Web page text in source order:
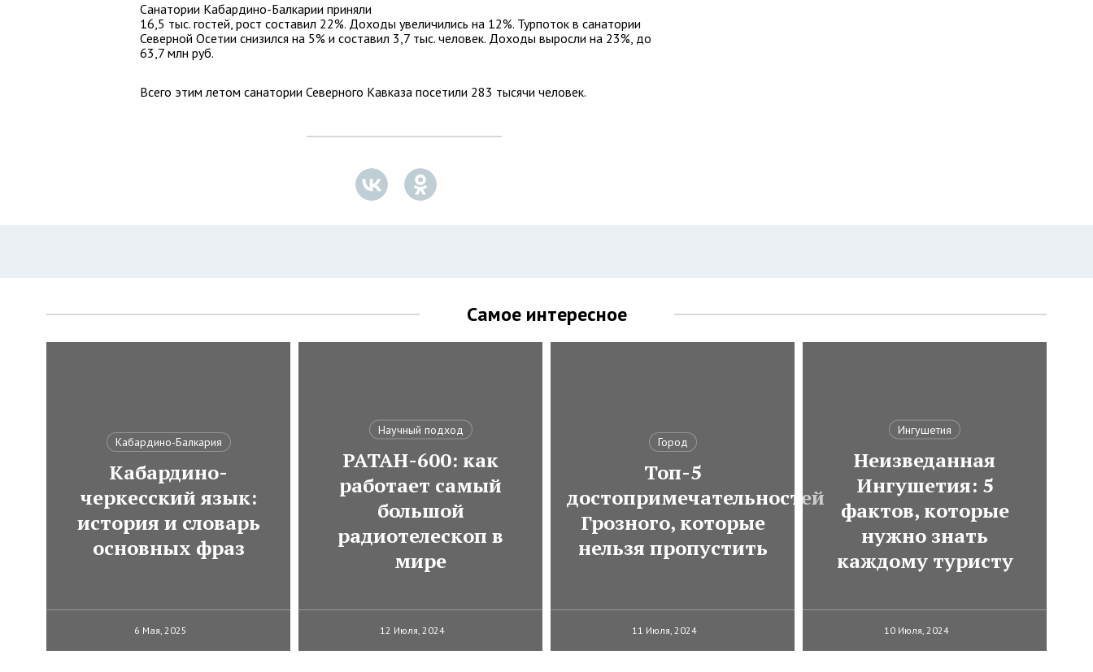
Санатории Кабардино-Балкарии приняли
16,5 тыс. гостей, рост составил 22%. Доходы увеличились на 12%. Турпоток в санатории
Северной Осетии снизился на 5% и составил 3,7 тыс. человек. Доходы выросли на 23%, до
63,7 млн руб.
Всего этим летом санатории Северного Кавказа посетили 283 тысячи человек.
Самое интересное
Кабардино-Балкария
Кабардино-
черкесский язык:
история и словарь
основных фраз
6 Мая, 2025
Научный подход
РАТАН-600: как
работает самый
большой
радиотелескоп в
мире
12 Июля, 2024
Город
Топ-5
достопримечательностей
Грозного, которые
нельзя пропустить
11 Июля, 2024
Ингушетия
Неизведанная
Ингушетия: 5
фактов, которые
нужно знать
каждому туристу
10 Июля, 2024